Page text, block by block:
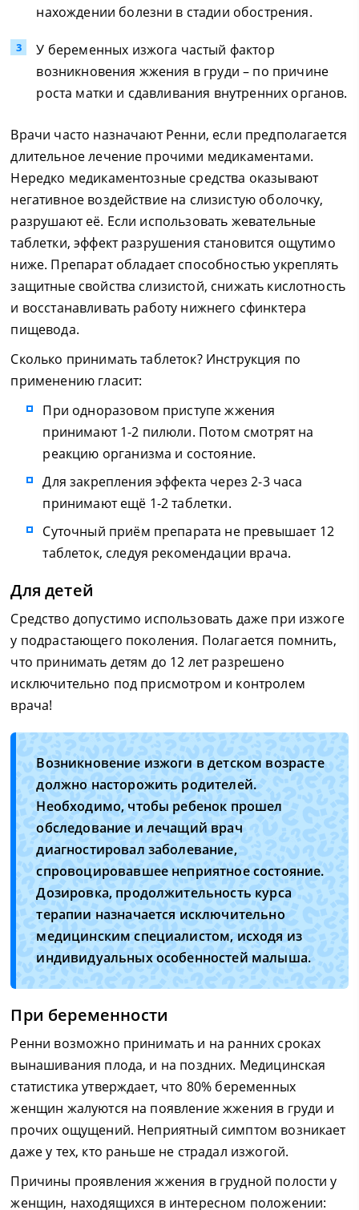
нахождении болезни в стадии обострения.
У беременных изжога частый фактор
возникновения жжения в груди – по причине
роста матки и сдавливания внутренних органов.
Врачи часто назначают Ренни, если предполагается
длительное лечение прочими медикаментами.
Нередко медикаментозные средства оказывают
негативное воздействие на слизистую оболочку,
разрушают её. Если использовать жевательные
таблетки, эффект разрушения становится ощутимо
ниже. Препарат обладает способностью укреплять
защитные свойства слизистой, снижать кислотность
и восстанавливать работу нижнего сфинктера
пищевода.
Сколько принимать таблеток? Инструкция по
применению гласит:
При одноразовом приступе жжения
принимают 1-2 пилюли. Потом смотрят на
реакцию организма и состояние.
Для закрепления эффекта через 2-3 часа
принимают ещё 1-2 таблетки.
Суточный приём препарата не превышает 12
таблеток, следуя рекомендации врача.
Для детей
Средство допустимо использовать даже при изжоге
у подрастающего поколения. Полагается помнить,
что принимать детям до 12 лет разрешено
исключительно под присмотром и контролем
врача!
Возникновение изжоги в детском возрасте
должно насторожить родителей.
Необходимо, чтобы ребенок прошел
обследование и лечащий врач
диагностировал заболевание,
спровоцировавшее неприятное состояние.
Дозировка, продолжительность курса
терапии назначается исключительно
медицинским специалистом, исходя из
индивидуальных особенностей малыша.
При беременности
Ренни возможно принимать и на ранних сроках
вынашивания плода, и на поздних. Медицинская
статистика утверждает, что 80% беременных
женщин жалуются на появление жжения в груди и
прочих ощущений. Неприятный симптом возникает
даже у тех, кто раньше не страдал изжогой.
Причины проявления жжения в грудной полости у
женщин, находящихся в интересном положении: